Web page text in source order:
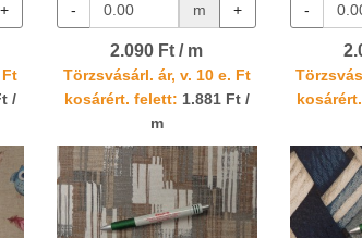
+
Ft
/
- m +
2.090 Ft / m
Törzsvásárl. ár, v. 10 e. Ft
kosárért. felett: 1.881 Ft /
m
-